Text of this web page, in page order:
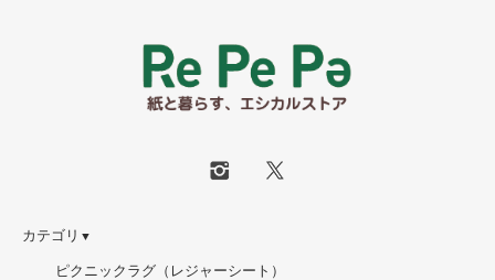
カテゴリ ▼
ピクニックラグ（レジャーシート）